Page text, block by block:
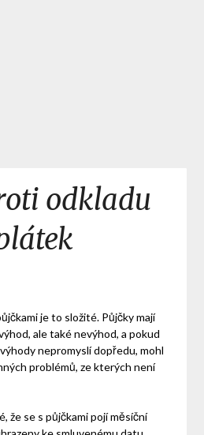
odkladu
je to složité. Půjčky mají
ale také nevýhod, a pokud
nepromyslí dopředu, mohl
problémů, ze kterých není
že se s půjčkami pojí měsíční